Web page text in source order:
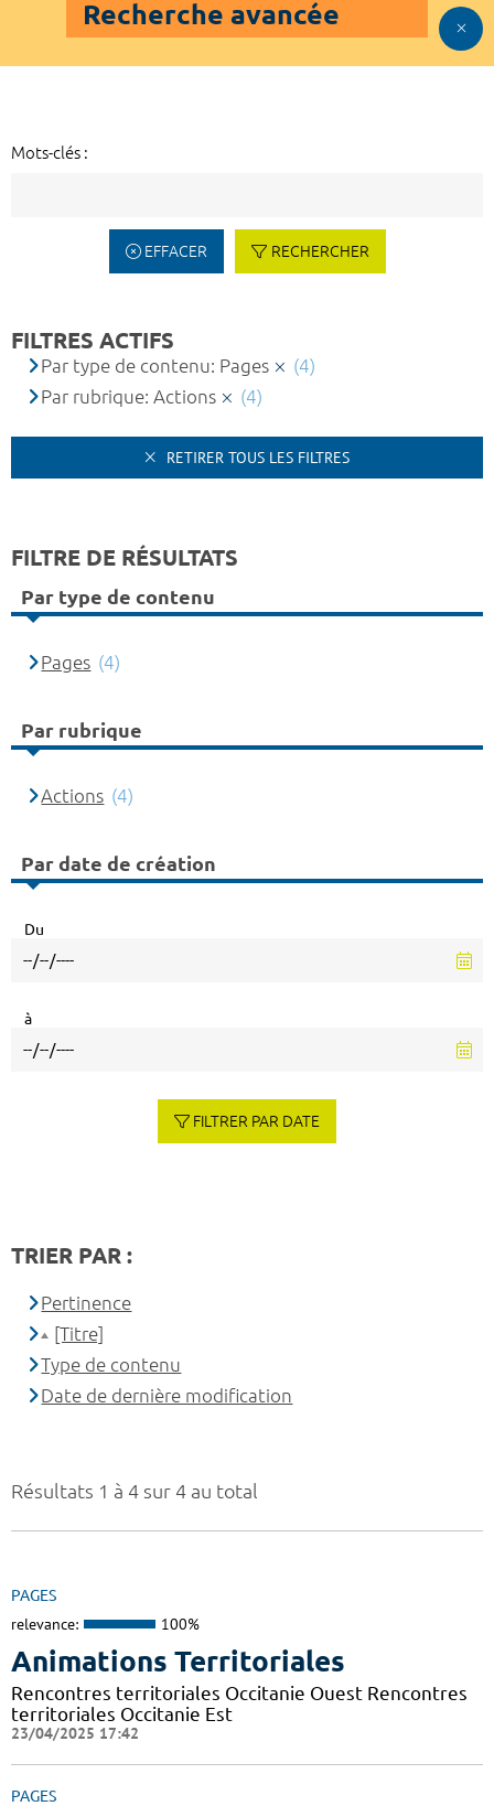
Recherche avancée
Mots-clés :
EFFACER RECHERCHER
Résultats 1 à 4 sur 4 au total
PAGES
relevance: 100%
Animations Territoriales
Rencontres territoriales Occitanie Ouest Rencontres
territoriales Occitanie Est
23/04/2025 17:42
PAGES
FILTRES ACTIFS
Par type de contenu: Pages
(4)
Par rubrique: Actions
(4)
RETIRER TOUS LES FILTRES
FILTRE DE RÉSULTATS
Par type de contenu
Pages (4)
Par rubrique
Actions (4)
Par date de création
Du
à
FILTRER PAR DATE
TRIER PAR :
Pertinence
[Titre]
Type de contenu
Date de dernière modification